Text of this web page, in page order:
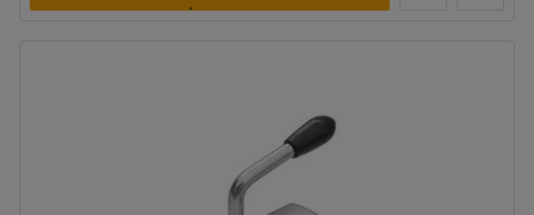
toevoegen